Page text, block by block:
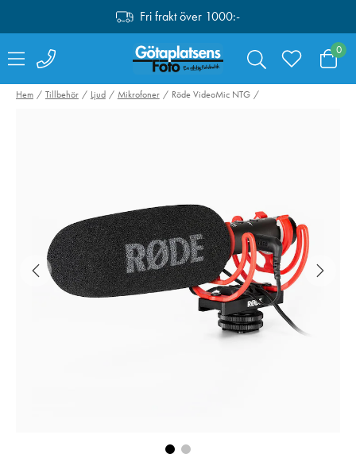
Fri frakt över 1000:-
0
Lexar SDXC Pro
Sirui
Hem Tillbehör Ljud Mikrofoner Röde VideoMic NTG